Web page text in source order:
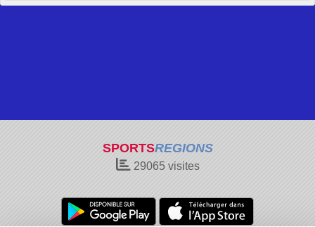
SPORTSREGIONS
29065visites